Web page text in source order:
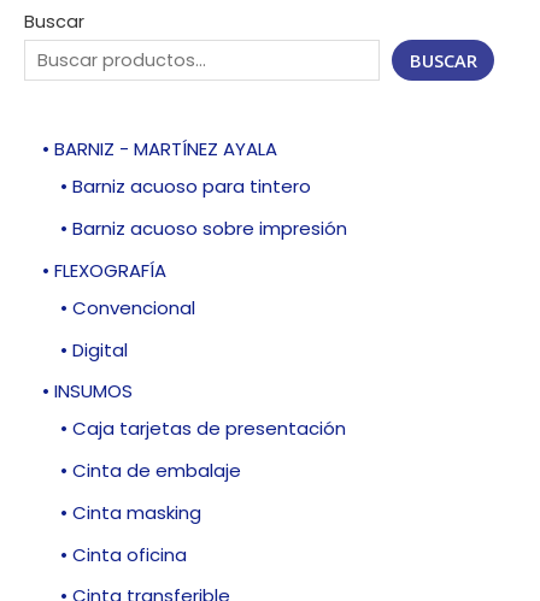
Buscar
BUSCAR
• BARNIZ - MARTÍNEZ AYALA
• Barniz acuoso para tintero
• Barniz acuoso sobre impresión
• FLEXOGRAFÍA
• Convencional
• Digital
• INSUMOS
• Caja tarjetas de presentación
• Cinta de embalaje
• Cinta masking
• Cinta oficina